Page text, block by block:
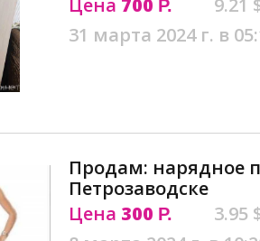
Цена 700 Р.
9.21
31 марта 2024 г. в
Продам: нарядное
Петрозаводске
Цена 300 Р.
3.95